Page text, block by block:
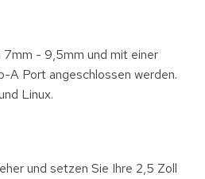
- 9,5mm und mit einer
A Port angeschlossen werden.
Linux.
und setzen Sie Ihre 2,5 Zoll